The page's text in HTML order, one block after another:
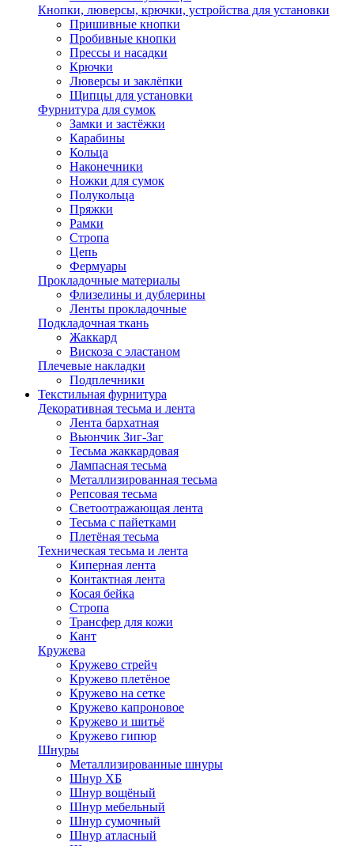
Кнопки, люверсы, крючки, устройства для установки
Пришивные кнопки
Пробивные кнопки
Прессы и насадки
Крючки
Люверсы и заклёпки
Щипцы для установки
Фурнитура для сумок
Замки и застёжки
Карабины
Кольца
Наконечники
Ножки для сумок
Полукольца
Пряжки
Рамки
Стропа
Цепь
Фермуары
Прокладочные материалы
Флизелины и дублерины
Ленты прокладочные
Подкладочная ткань
Жаккард
Вискоза с эластаном
Плечевые накладки
Подплечники
Текстильная фурнитура
Декоративная тесьма и лента
Лента бархатная
Вьюнчик Зиг-Заг
Тесьма жаккардовая
Лампасная тесьма
Металлизированная тесьма
Репсовая тесьма
Светоотражающая лента
Тесьма с пайетками
Плетёная тесьма
Техническая тесьма и лента
Киперная лента
Контактная лента
Косая бейка
Стропа
Трансфер для кожи
Кант
Кружева
Кружево стрейч
Кружево плетёное
Кружево на сетке
Кружево капроновое
Кружево и шитьё
Кружево гипюр
Шнуры
Металлизированные шнуры
Шнур ХБ
Шнур вощёный
Шнур мебельный
Шнур сумочный
Шнур атласный